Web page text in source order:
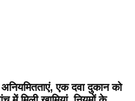
एक दवा दुकान को